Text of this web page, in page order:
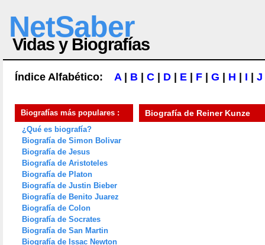
NetSaber
Vidas y Biografías
Índice Alfabético: A| B C D E F G H I J
Biografías más populares :
¿Qué es biografía?
Biografía de Simon Bolivar
Biografía de Jesus
Biografía de Aristoteles
Biografía de Platon
Biografía de Justin Bieber
Biografía de Benito Juarez
Biografía de Colon
Biografía de Socrates
Biografía de San Martin
Biografía de Issac Newton
Biografía de Reiner Kunze